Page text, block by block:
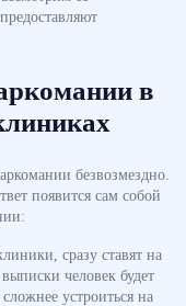
в
безвозмездно.
появится сам собой
сразу ставят на
человек будет
устроиться на